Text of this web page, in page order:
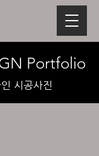
Portfolio
시공사진